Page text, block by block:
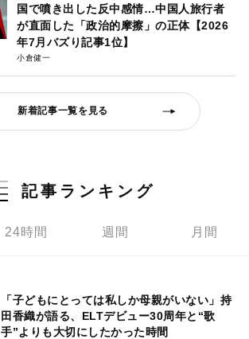
国で噴き出した反中感情…中国人旅行者
が直面した「政治的摩擦」の正体【2026
年7月バズり記事1位】
小倉健一
新着記事一覧を見る
記事ランキング
24時間 週間 月間
「子どもにとっては私しか母親がいない」持
田香織が語る、ELTデビュー30周年と“歌
手”よりも大切にしたかった時間